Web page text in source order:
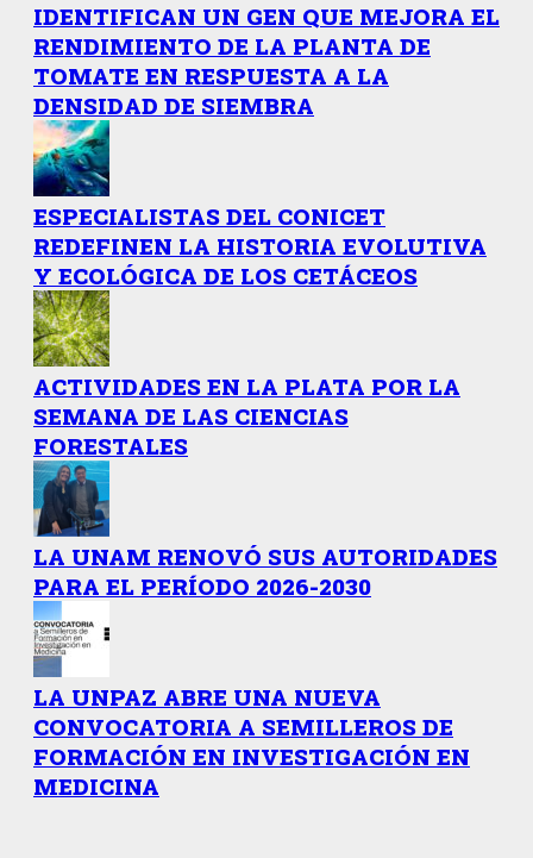
IDENTIFICAN UN GEN QUE MEJORA EL
RENDIMIENTO DE LA PLANTA DE
TOMATE EN RESPUESTA A LA
DENSIDAD DE SIEMBRA
ESPECIALISTAS DEL CONICET
REDEFINEN LA HISTORIA EVOLUTIVA
Y ECOLÓGICA DE LOS CETÁCEOS
ACTIVIDADES EN LA PLATA POR LA
SEMANA DE LAS CIENCIAS
FORESTALES
LA UNAM RENOVÓ SUS AUTORIDADES
PARA EL PERÍODO 2026-2030
LA UNPAZ ABRE UNA NUEVA
CONVOCATORIA A SEMILLEROS DE
FORMACIÓN EN INVESTIGACIÓN EN
MEDICINA